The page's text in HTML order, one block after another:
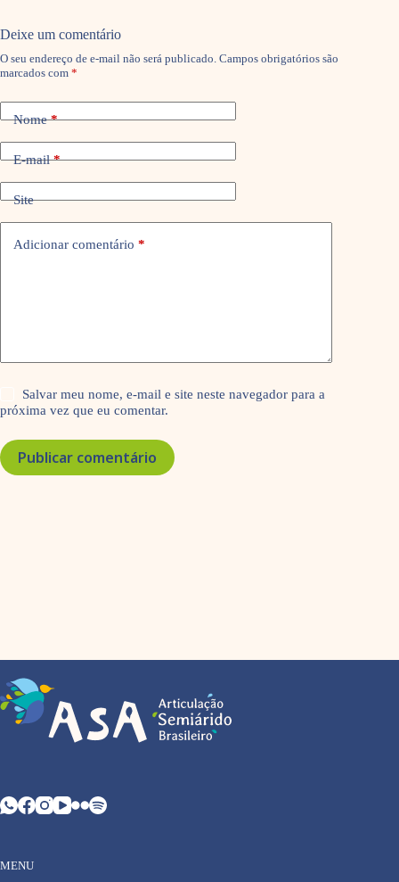
Deixe um comentário
O seu endereço de e-mail não será publicado. Campos obrigatórios são
marcados com *
Nome*
E-mail*
Site
Adicionar comentário *
Salvar meu nome, e-mail e site neste navegador para a
próxima vez que eu comentar.
Publicar comentário
MENU